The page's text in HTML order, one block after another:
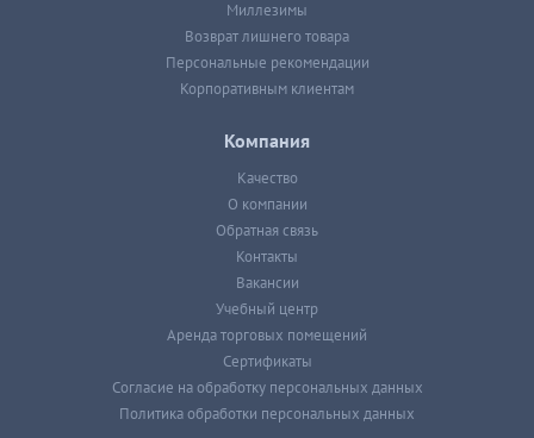
Миллезимы
Возврат лишнего товара
Персональные рекомендации
Корпоративным клиентам
Компания
Качество
О компании
Обратная связь
Контакты
Вакансии
Учебный центр
Аренда торговых помещений
Сертификаты
Согласие на обработку персональных данных
Политика обработки персональных данных